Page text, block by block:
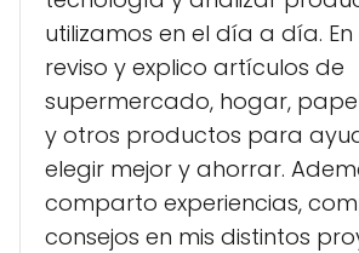
utilizamos en el día a día.
reviso y explico artículos de
supermercado, hogar,
y otros productos para
elegir mejor y ahorrar.
comparto experiencias,
consejos en mis distintos